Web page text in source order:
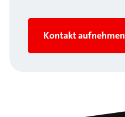
Kontakt aufnehmen